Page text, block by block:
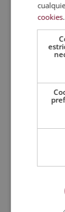
P
He
Por otro
ibicenca si
Ropa
Evita
una
Zapatos
cookies.